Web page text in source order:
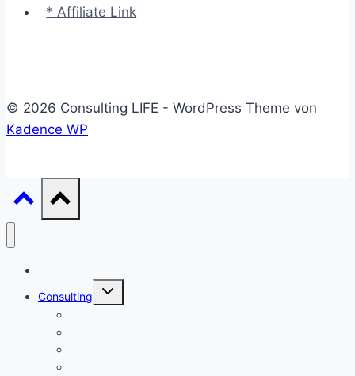
in
* Affiliate Link
© 2026 Consulting LIFE - WordPress Theme von
Kadence WP
Consulting
Untermenü